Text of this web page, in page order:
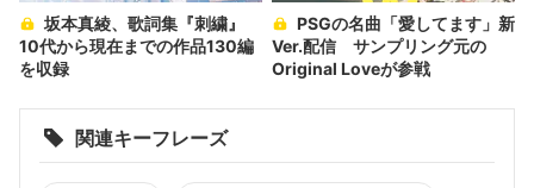
10代から現在までの作品130編
を収録
Ver.配信 サンプリング元の
Original Loveが参戦
関連キーフレーズ